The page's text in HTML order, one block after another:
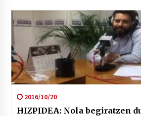
2016/10/20
HIZPIDEA: Nola begiratzen